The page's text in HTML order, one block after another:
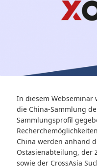
In diesem
die China-Sammlung
Sammlungsprofil
China werden anhand
Ostasienabteilung, der
sowie der CrossAsia